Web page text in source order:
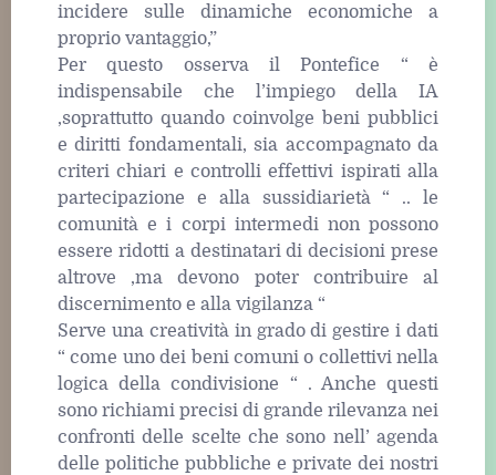
incidere sulle dinamiche economiche a
proprio vantaggio,”
Per questo osserva il Pontefice “ è
indispensabile che l’impiego della IA
,soprattutto quando coinvolge beni pubblici
e diritti fondamentali, sia accompagnato da
criteri chiari e controlli effettivi ispirati alla
partecipazione e alla sussidiarietà “ .. le
comunità e i corpi intermedi non possono
essere ridotti a destinatari di decisioni prese
altrove ,ma devono poter contribuire al
discernimento e alla vigilanza “
Serve una creatività in grado di gestire i dati
“ come uno dei beni comuni o collettivi nella
logica della condivisione “ . Anche questi
sono richiami precisi di grande rilevanza nei
confronti delle scelte che sono nell’ agenda
delle politiche pubbliche e private dei nostri